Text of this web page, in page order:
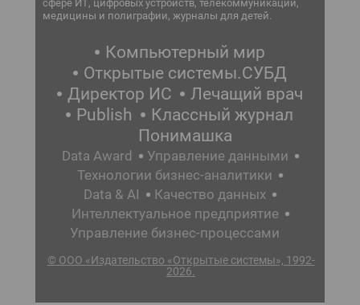
сфере ИТ, цифровых устройств, телекоммуникаций,
медицины и полиграфии, журналы для детей.
Компьютерный мир
Открытые системы.СУБД
Директор ИС
Лечащий врач
Publish
Классный журнал
Понимашка
Data Award
Управление данными
Технологии бизнес-аналитики
Data & AI
Качество данных
Интеллектуальное предприятие
Управление бизнес-процессами
© ООО «Издательство «Открытые системы», 1992-
2026.